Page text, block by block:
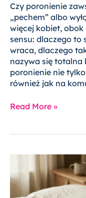
Czy poronienie
„pechem” albo
więcej kobiet,
sensu: dlaczego to
wraca, dlaczego
nazywa się totalna
poronienie nie
również jak na
Read More »
dziecka